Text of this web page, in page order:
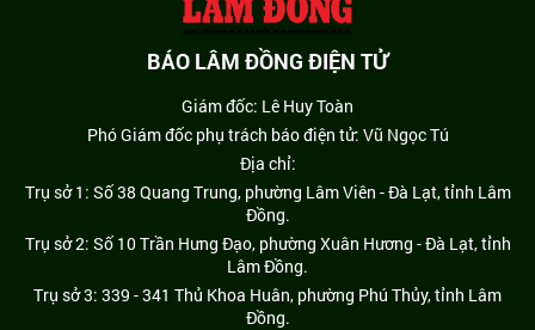
BÁO LÂM ĐỒNG ĐIỆN TỬ
Giám đốc: Lê Huy Toàn
Phó Giám đốc phụ trách báo điện tử: Vũ Ngọc Tú
Địa chỉ:
Trụ sở 1: Số 38 Quang Trung, phường Lâm Viên - Đà Lạt, tỉnh Lâm
Đồng.
Trụ sở 2: Số 10 Trần Hưng Đạo, phường Xuân Hương - Đà Lạt, tỉnh
Lâm Đồng.
Trụ sở 3: 339 - 341 Thủ Khoa Huân, phường Phú Thủy, tỉnh Lâm
Đồng.